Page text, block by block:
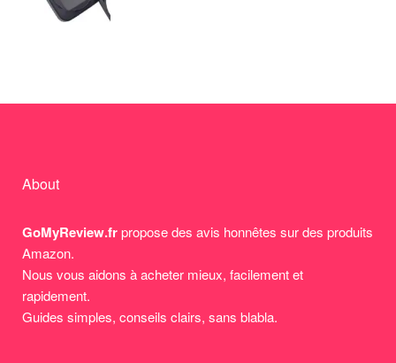
About
GoMyReview.frpropose des avis honnêtes sur des produits
Amazon.
Nous vous aidons à acheter mieux, facilement et
rapidement.
Guides simples, conseils clairs, sans blabla.